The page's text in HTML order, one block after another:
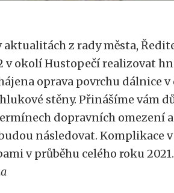
z rady města,
okolí Hustopečí realizovat
oprava povrchu dálnice v
stěny. Přinášíme vám
dopravních omezení
následovat. Komplikace
v průběhu celého roku 2021.